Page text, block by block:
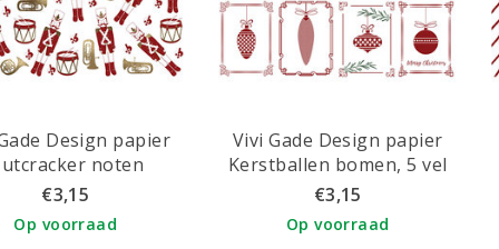
Design papier
noten
notenkraker
€3,15
Op voorraad
Vivi Gade Design papier
Kerstballen bomen, 5 vel
€3,15
Op voorraad